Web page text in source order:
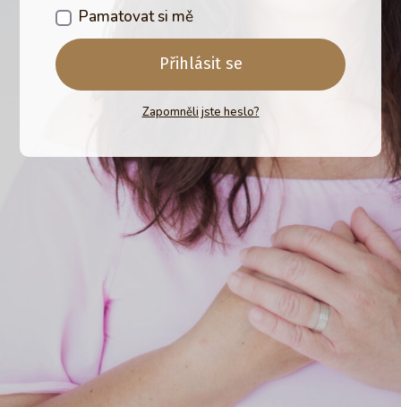
Pamatovat si mě
Přihlásit se
Zapomněli jste heslo?